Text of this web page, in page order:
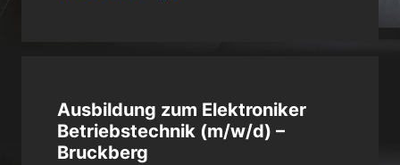
Ausbildung zum Elektroniker
Betriebstechnik (m/w/d) –
Bruckberg